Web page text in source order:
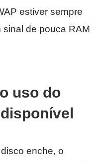
estiver sempre
de pouca RAM
uso do
enche, o